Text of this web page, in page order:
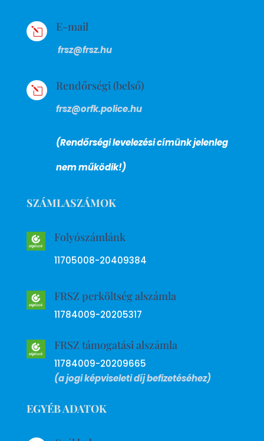
l E-mail
frsz@frsz.hu
l Rendőrségi (belső)
frsz@orfk.police.hu
(Rendőrségi levelezési címünk jelenleg
nem működik!)
SZÁMLASZÁMOK
Folyószámlánk
11705008-20409384
FRSZ perköltség alszámla
11784009-20205317
FRSZ támogatási alszámla
11784009-20209665
(a jogi képviseleti díj befizetéséhez)
EGYÉB ADATOK